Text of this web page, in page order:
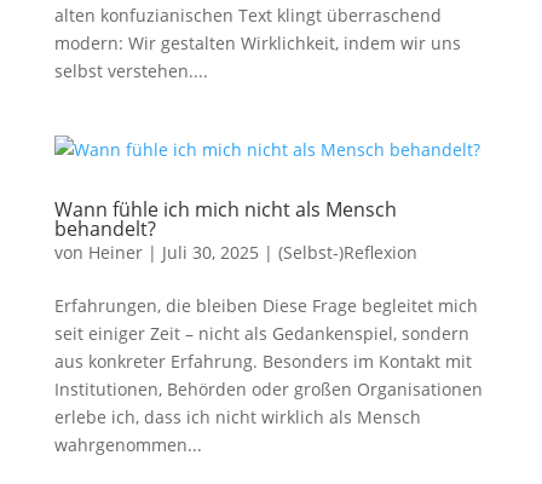
alten konfuzianischen Text klingt überraschend
modern: Wir gestalten Wirklichkeit, indem wir uns
selbst verstehen....
Wann fühle ich mich nicht als Mensch
behandelt?
von Heiner| Juli 30, 2025 | (Selbst-)Reflexion
Erfahrungen, die bleiben Diese Frage begleitet mich
seit einiger Zeit – nicht als Gedankenspiel, sondern
aus konkreter Erfahrung. Besonders im Kontakt mit
Institutionen, Behörden oder großen Organisationen
erlebe ich, dass ich nicht wirklich als Mensch
wahrgenommen...